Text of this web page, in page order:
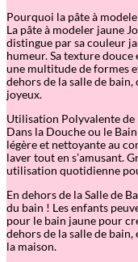
Pourquoi la pâte à
La pâte à modeler jaune
distingue par sa couleur
humeur. Sa texture
une multitude de formes
dehors de la salle de
joyeux.
Utilisation Polyvalente de
Dans la Douche ou le
légère et nettoyante au
laver tout en s’amusant.
utilisation quotidienne
En dehors de la Salle de
du bain ! Les enfants
pour le bain jaune pour
dehors de la salle de
la maison.